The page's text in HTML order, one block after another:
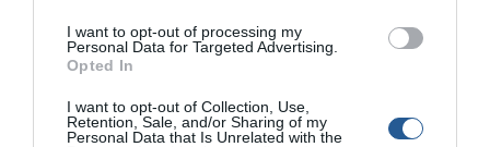
I want to opt-out of processing my
Personal Data for Targeted Advertising.
Opted In
I want to opt-out of Collection, Use,
Retention, Sale, and/or Sharing of my
Personal Data that Is Unrelated with the
Εging στην καρδιά του
χειμώνα
Shore jigging: Μαγιάτικα